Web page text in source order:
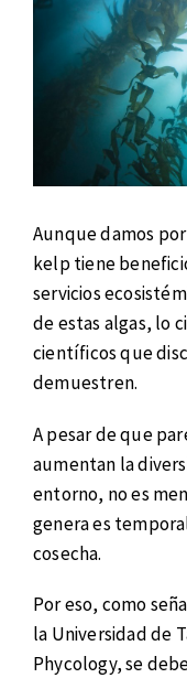
Aunque damos
kelp tiene
servicios
de estas algas, lo
científicos que
demuestren.
A pesar de que
aumentan la
entorno, no es
genera es
cosecha.
Por eso, como
la Universidad de
Phycology, se